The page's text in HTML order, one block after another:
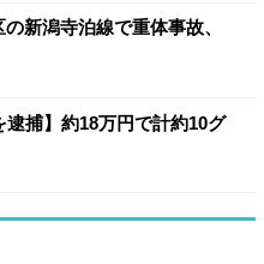
新潟寺泊線で重体事故、
逮捕】約18万円で計約10グ